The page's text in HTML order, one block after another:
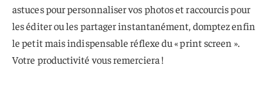
astuces pour personnaliser vos photos et raccourcis pour
les éditer ou les partager instantanément, domptez enfin
le petit mais indispensable réflexe du « print screen ».
Votre productivité vous remerciera !